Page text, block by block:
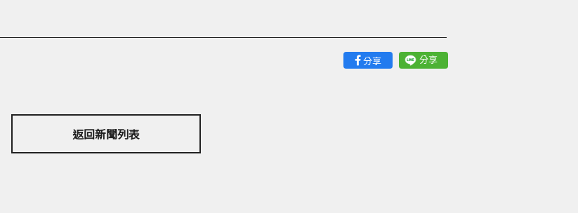
分享 分享
返回新聞列表